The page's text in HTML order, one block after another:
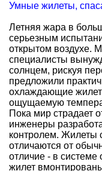
Умные жилеты,
Летняя жара в
серьезным
открытом воздухе.
специалисты
солнцем, рискуя
предложили
охлаждающие
ощущаемую
Пока мир страдает
инженеры
контролем. Жилеты
отличаются от
отличие - в
жилет